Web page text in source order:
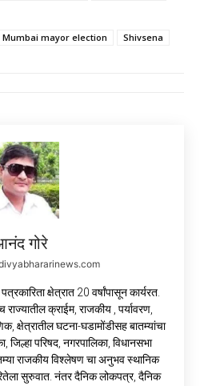
mayor election
Shivsena
गोरे
क्षेत्रात 20 वर्षांपासून कार्यरत.
क्राईम, राजकीय , पर्यावरण,
क्षेत्रातील घटना-घडामोंडीसह बातम्यांचा
जिल्हा परिषद, नगरपालिका, विधानसभा
राजकीय विश्लेषण चा अनुभव स्थानिक
सुरुवात. नंतर दैनिक लोकपत्र, दैनिक